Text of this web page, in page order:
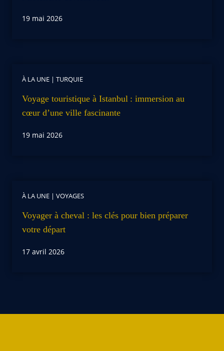
19 mai 2026
À LA UNE | TURQUIE
Voyage touristique à Istanbul : immersion au
cœur d’une ville fascinante
19 mai 2026
À LA UNE | VOYAGES
Voyager à cheval : les clés pour bien préparer
votre départ
17 avril 2026